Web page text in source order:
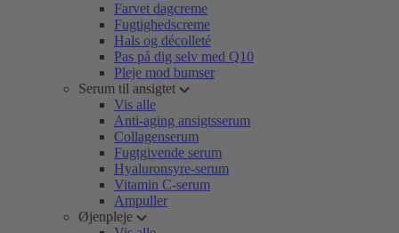
Farvet dagcreme
Fugtighedscreme
Hals og décolleté
Pas på dig selv med Q10
Pleje mod bumser
Serum til ansigtet
Vis alle
Anti-aging ansigtsserum
Collagenserum
Fugtgivende serum
Hyaluronsyre-serum
Vitamin C-serum
Ampuller
Øjenpleje